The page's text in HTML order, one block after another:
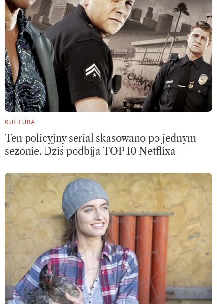
KULTURA
Ten policyjny serial skasowano po jednym
sezonie. Dziś podbija TOP 10 Netflixa